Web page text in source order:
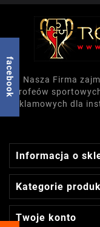
Nasza Firma
trofeów
reklamowych dla
Informacja o
Kategorie
Twoje konto
facebook